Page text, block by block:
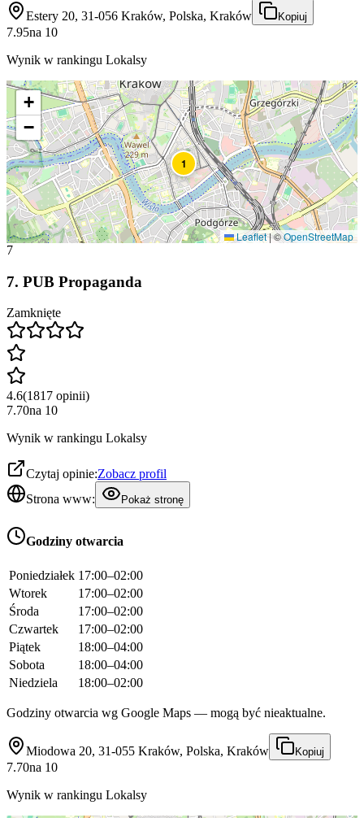
Estery 20, 31-056 Kraków, Polska, Kraków Kopiuj
7.95na 10
Wynik w rankingu Lokalsy
1
+
−
Leaflet|©OpenStreetMap
7
7. PUB Propaganda
Zamknięte
4.6(1817 opinii)
7.70na 10
Wynik w rankingu Lokalsy
Czytaj opinie:Zobacz profil
Strona www:
Pokaż stronę
Godziny otwarcia
Poniedziałek 17:00–02:00
Wtorek
17:00–02:00
Środa
17:00–02:00
Czwartek
17:00–02:00
Piątek
18:00–04:00
Sobota
18:00–04:00
Niedziela
18:00–02:00
Godziny otwarcia wg Google Maps — mogą być nieaktualne.
Miodowa 20, 31-055 Kraków, Polska, Kraków Kopiuj
7.70na 10
Wynik w rankingu Lokalsy